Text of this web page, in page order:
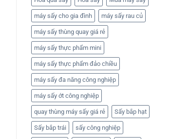
máy sấy cho gia đình máy sấy rau củ
máy sấy thùng quay giá rẻ
máy sấy thực phẩm mini
máy sấy thực phẩm đảo chiều
máy sấy đa năng công nghiệp
máy sấy ớt công nghiệp
quay thùng máy sấy giá rẻ Sấy bắp hạt
Sấy bắp trái sấy công nghiệp